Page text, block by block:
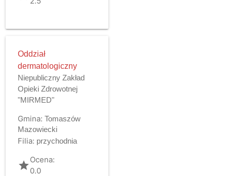
Oddział
dermatologiczny
Niepubliczny Zakład
Opieki Zdrowotnej
"MIRMED"
Gmina: Tomaszów
Mazowiecki
Filia: przychodnia
gradeOcena:
0.0